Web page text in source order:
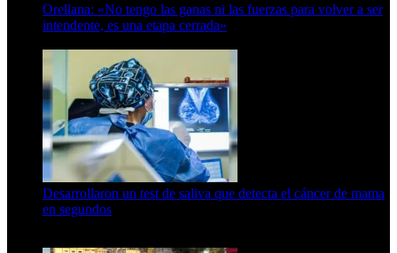
Orellana: «No tengo las ganas ni las fuerzas para volver a ser
intendente, es una etapa cerrada»
Desarrollaron un test de saliva que detecta el cáncer de mama
en segundos